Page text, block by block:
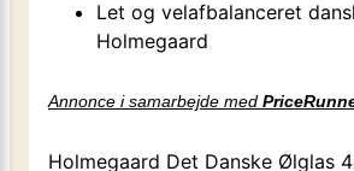
Let og velafbalanceret
Holmegaard
Annonce i samarbejde med
Holmegaard Det Danske Ølglas